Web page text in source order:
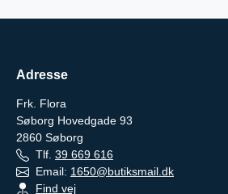
Adresse
Frk. Flora
Søborg Hovedgade 93
2860 Søborg
Tlf. 39 669 616
Email: 1650@butiksmail.dk
Find vej